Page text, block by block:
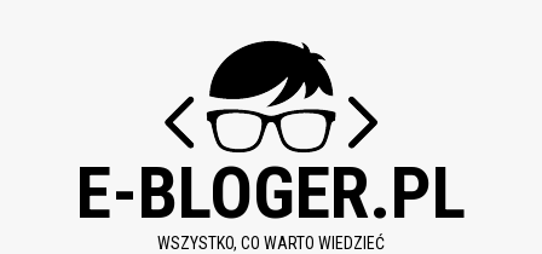
E-BLOGER.PL
WSZYSTKO, CO WARTO WIEDZIEĆ